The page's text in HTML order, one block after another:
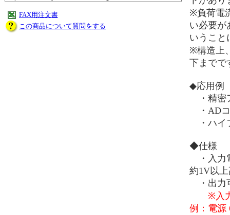
FAX用注文書
この商品について質問をする
※負荷電
い必要が
いうこと
※構造上
下までで
◆応用例
・精密
・ADコ
・ハイ
◆仕様
・入力
約1V以
・出力
※入
例：電